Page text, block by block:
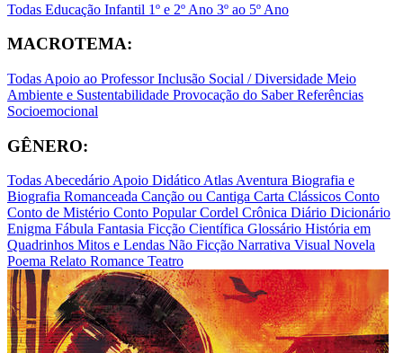
Todas Educação Infantil 1º e 2º Ano 3º ao 5º Ano
MACROTEMA:
Todas Apoio ao ProfessorInclusão Social / Diversidade Meio
Ambiente e Sustentabilidade Provocação do SaberReferências
Socioemocional
GÊNERO:
TodasAbecedárioApoio DidáticoAtlasAventura Biografia e
Biografia Romanceada Canção ou Cantiga Carta Clássicos Conto
Conto de Mistério Conto PopularCordel Crônica Diário Dicionário
Enigma Fábula Fantasia Ficção Científica Glossário História em
Quadrinhos Mitos e Lendas Não Ficção Narrativa Visual Novela
Poema Relato Romance Teatro